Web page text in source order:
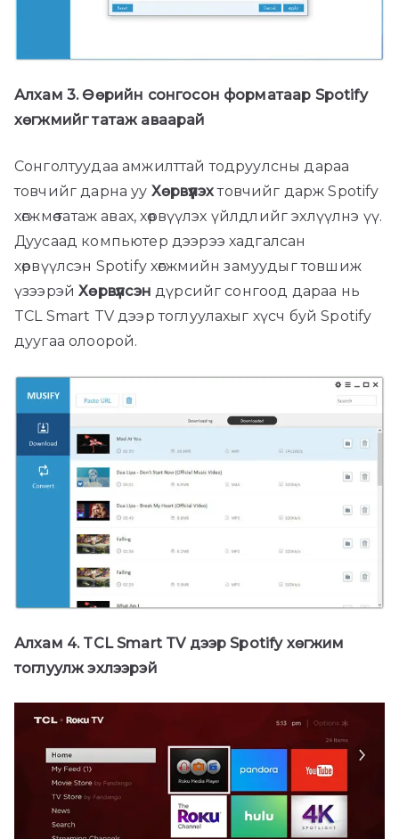
Алхам 3. Өөрийн сонгосон форматаар Spotify
хөгжмийг татаж аваарай
Сонголтуудаа амжилттай тодруулсны дараа
товчийг дарна уу Хөрвүүлэхтовчийг дарж Spotify
хөгжмөө татаж авах, хөрвүүлэх үйлдлийг эхлүүлнэ үү.
Дуусаад компьютер дээрээ хадгалсан
хөрвүүлсэн Spotify хөгжмийн замуудыг товшиж
үзээрэйХөрвүүлсэн дүрсийг сонгоод дараа нь
TCL Smart TV дээр тоглуулахыг хүсч буй Spotify
дуугаа олоорой.
Алхам 4. TCL Smart TV дээр Spotify хөгжим
тоглуулж эхлээрэй